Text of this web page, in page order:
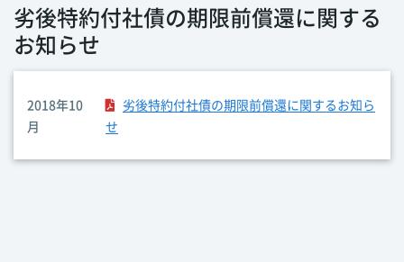
劣後特約付社債の期限前償還に関する
お知らせ
2018年10
月
劣後特約付社債の期限前償還に関するお知ら
せ